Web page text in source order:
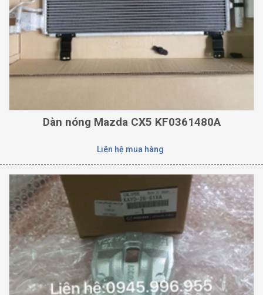
Dàn nóng Mazda CX5 KF0361480A
Liên hệ mua hàng